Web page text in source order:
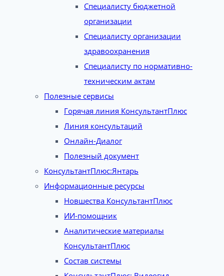
Специалисту бюджетной
организации
Специалисту организации
здравоохранения
Специалисту по нормативно-
техническим актам
Полезные сервисы
Горячая линия КонсультантПлюс
Линия консультаций
Онлайн-Диалог
Полезный документ
КонсультантПлюс:Янтарь
Информационные ресурсы
Новшества КонсультантПлюс
ИИ-помощник
Аналитические материалы
КонсультантПлюс
Состав системы